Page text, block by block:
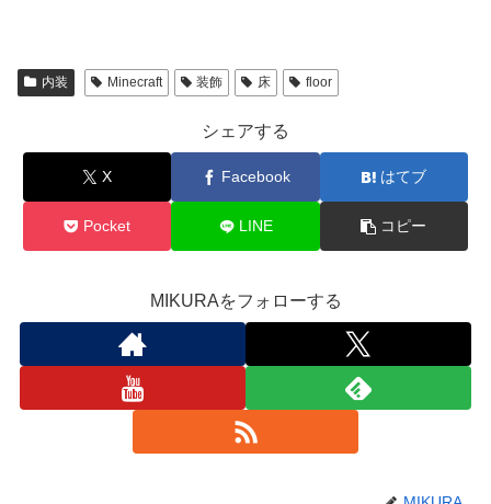
内装 Minecraft 装飾 床 floor
シェアする
X Facebook はてブ
Pocket LINE コピー
MIKURAをフォローする